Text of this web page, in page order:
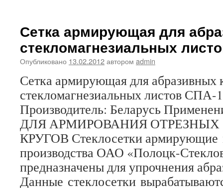
Сетка армирующая для
стекломагнезиальных
Опубликовано 13.02.2012автором admin
Сетка армирующая для абразивных
стекломагнезиальных листов
Производитель: Беларусь
ДЛЯ АРМИРОВАНИЯ ОТРЕЗНЫХ
КРУГОВ Стеклосетки
производства ОАО «Полоцк-
предназначены для упрочнения
Данные стеклосетки